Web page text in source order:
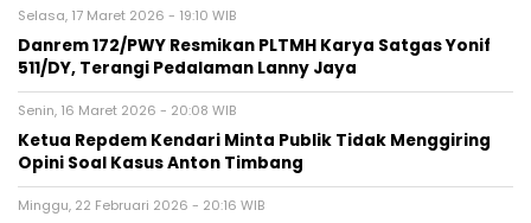
Selasa, 17 Maret 2026 - 19:10 WIB
Danrem 172/PWY Resmikan PLTMH Karya Satgas Yonif
511/DY, Terangi Pedalaman Lanny Jaya
Senin, 16 Maret 2026 - 20:08 WIB
Ketua Repdem Kendari Minta Publik Tidak Menggiring
Opini Soal Kasus Anton Timbang
Minggu, 22 Februari 2026 - 20:16 WIB